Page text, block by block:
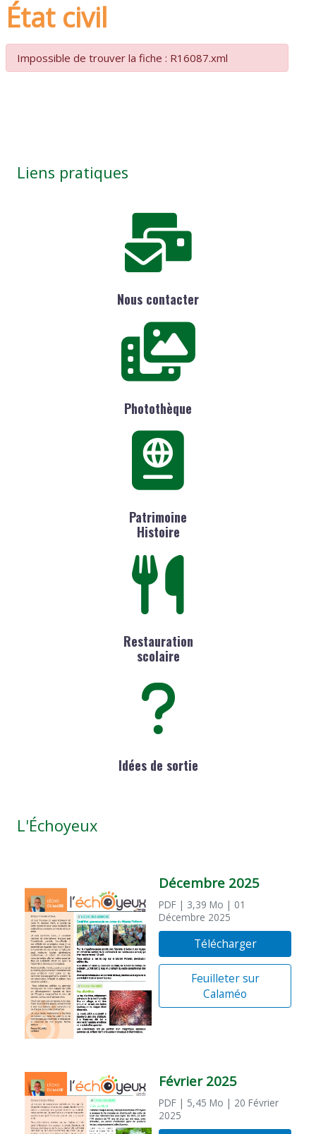
État civil
Impossible de trouver la fiche : R16087.xml
Liens pratiques
Nous contacter
Photothèque
Patrimoine
Histoire
Restauration
scolaire
Idées de sortie
L'Échoyeux
Décembre 2025
PDF | 3,39 Mo | 01
Décembre 2025
Télécharger
Feuilleter sur
Calaméo
Février 2025
PDF | 5,45 Mo | 20 Février
2025